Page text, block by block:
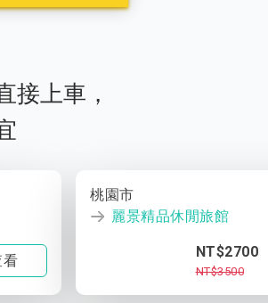
接上車，
看
桃園市
麗景精品休閒旅館
NT$2700
NT$3500